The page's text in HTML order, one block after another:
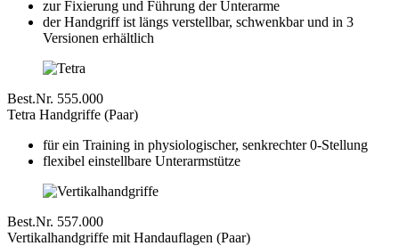
zur Fixierung und Führung der Unterarme
der Handgriff ist längs verstellbar, schwenkbar und in 3
Versionen erhältlich
Best.Nr. 555.000
Tetra Handgriffe (Paar)
für ein Training in physiologischer, senkrechter 0-Stellung
flexibel einstellbare Unterarmstütze
Best.Nr. 557.000
Vertikalhandgriffe mit Handauflagen (Paar)